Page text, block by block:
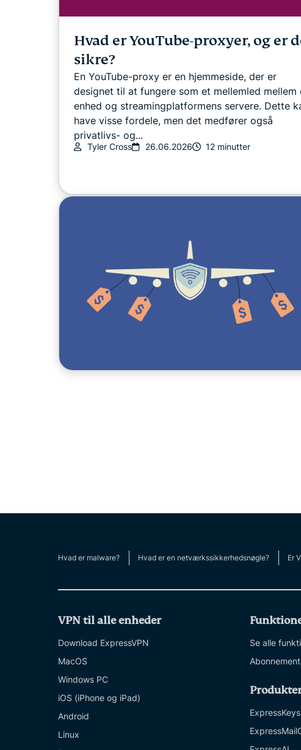
Hvad er YouTube-proxyer, og er
sikre?
En YouTube-proxy er en hjemmeside, der er
designet til at fungere som et mellemled mellem
enhed og streamingplatformens servere. Dette
have visse fordele, men det medfører også
privatlivs- og...
Tyler Cross 26.06.2026 12 minutter
Hvad er malware? Hvad er en netværkssikkerhedsnøgle? Er
VPN til alle enheder
Download ExpressVPN
MacOS
Windows PC
iOS (iPhone og iPad)
Android
Linux
Se alle
ExpressKeys